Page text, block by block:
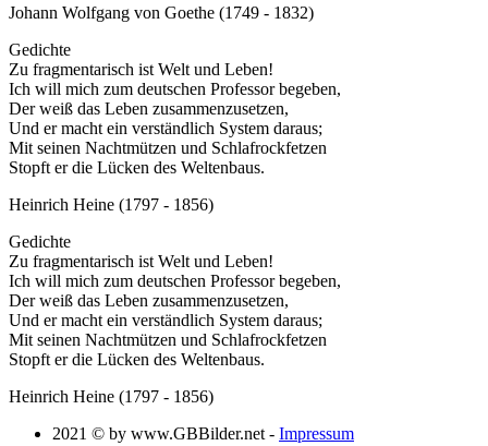
Johann Wolfgang von Goethe (1749 - 1832)
Gedichte
Zu fragmentarisch ist Welt und Leben!
Ich will mich zum deutschen Professor begeben,
Der weiß das Leben zusammenzusetzen,
Und er macht ein verständlich System daraus;
Mit seinen Nachtmützen und Schlafrockfetzen
Stopft er die Lücken des Weltenbaus.
Heinrich Heine (1797 - 1856)
Gedichte
Zu fragmentarisch ist Welt und Leben!
Ich will mich zum deutschen Professor begeben,
Der weiß das Leben zusammenzusetzen,
Und er macht ein verständlich System daraus;
Mit seinen Nachtmützen und Schlafrockfetzen
Stopft er die Lücken des Weltenbaus.
Heinrich Heine (1797 - 1856)
2021 © by www.GBBilder.net - Impressum